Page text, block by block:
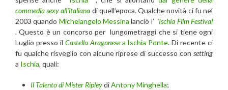
commedia sexy all’italiana di quell’epoca. Qualche novità ci fu nel
2003 quando Michelangelo Messina lanciò l’ ‘Ischia Film Festival
. Questo è un concorso per lungometraggi che si tiene ogni
Luglio presso il Castello Aragonesea Ischia Ponte. Di recente ci
fu qualche risveglio con alcune riprese di successo con setting
a Ischia, quali:
Il Talento di Mister RipleydiAntony Minghella;